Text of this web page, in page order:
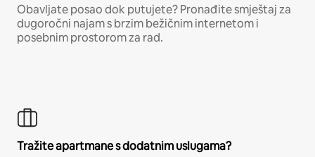
Obavljate posao dok putujete? Pronađite smještaj za
dugoročni najam s brzim bežičnim internetom i
posebnim prostorom za rad.
Tražite apartmane s dodatnim uslugama?